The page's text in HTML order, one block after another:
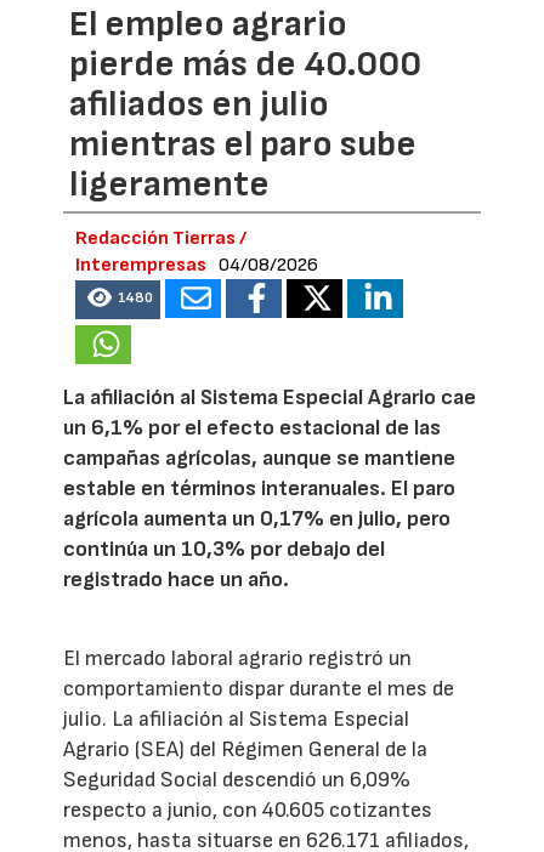
El empleo agrario
pierde más de 40.000
afiliados en julio
mientras el paro sube
ligeramente
Redacción Tierras /
Interempresas
04/08/2026
1480
La afiliación al Sistema Especial Agrario cae
un 6,1% por el efecto estacional de las
campañas agrícolas, aunque se mantiene
estable en términos interanuales. El paro
agrícola aumenta un 0,17% en julio, pero
continúa un 10,3% por debajo del
registrado hace un año.
El mercado laboral agrario registró un
comportamiento dispar durante el mes de
julio. La afiliación al Sistema Especial
Agrario (SEA) del Régimen General de la
Seguridad Social descendió un 6,09%
respecto a junio, con 40.605 cotizantes
menos, hasta situarse en 626.171 afiliados,